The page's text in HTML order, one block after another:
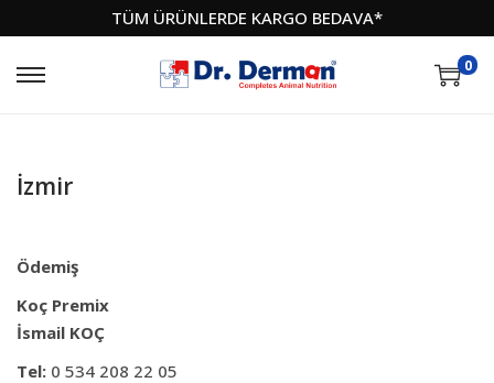
TÜM ÜRÜNLERDE KARGO BEDAVA*
0
İzmir
Ödemiş
Koç Premix
İsmail KOÇ
Tel: 0 534 208 22 05